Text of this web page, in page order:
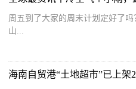
周五到了大家的周末计划定好了
山...
海南自贸港“土地超市”已上架